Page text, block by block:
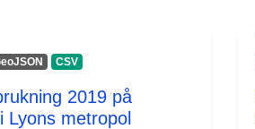
CSV
2019 på
Lyons metropol